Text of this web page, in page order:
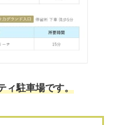
ィ駐車場です。